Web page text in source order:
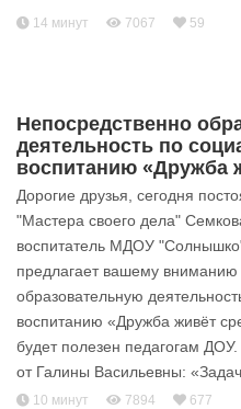
14 минут 7067 59
Непосредственно
деятельность по
воспитанию «Дружба
Дорогие друзья, сегодня
"Мастера своего дела"
воспитатель МДОУ
предлагает вашему вниманию
образовательную
воспитанию «Дружба живёт
будет полезен педагогам
от Галины Васильевны:
10 минут 7894 677